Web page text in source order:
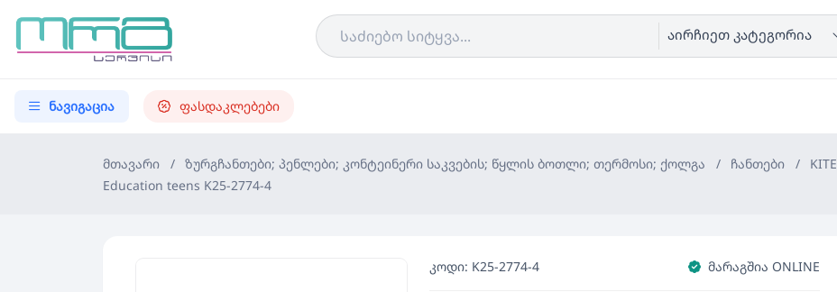
აირჩიეთ კატეგორია
ნავიგაცია ფასდაკლებები
მთავარი / ზურგჩანთები; პენლები; კონტეინერი საკვების; წყლის ბოთლი; თერმოსი; ქოლგა / ჩანთები / KITE
Education teens K25-2774-4
კოდი: K25-2774-4 მარაგშია ONLINE